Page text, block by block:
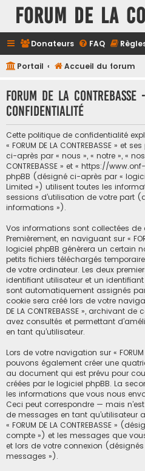
FORUM DE LA
Donateurs FAQ
Portail Accueil du forum
FORUM DE LA
confidentialité
Cette politique de confidentialité
« FORUM DE LA CONTREBASSE » et
ci-après par « nous », « notre », « nos
CONTREBASSE » et « https://
phpBB (désigné ci-après par «
Limited ») utilisent toutes les
sessions d’utilisation de votre part
informations »).
Vos informations sont collectées de
Premièrement, en naviguant sur «
logiciel phpBB génèrera un certain
petits fichiers téléchargés
de votre ordinateur. Les deux
identifiant utilisateur et un
sont automatiquement assignés
cookie sera créé lors de votre
DE LA CONTREBASSE », archivant
avez consultés et permettant
en tant qu’utilisateur.
Lors de votre navigation sur « FORUM
pouvons également créer une
au document qui est prévu pour
créées par le logiciel phpBB. La
les informations que vous nous
Ceci peut correspondre — mais
de messages en tant qu’utilisateur
« FORUM DE LA CONTREBASSE »
compte ») et les messages que
et lors de votre connexion
messages »).